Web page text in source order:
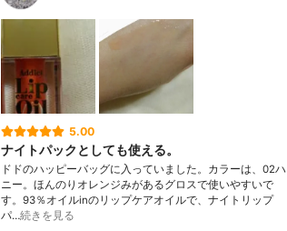
5.00
ナイトパックとしても使える。
ドドのハッピーバッグに入っていました。カラーは、02ハ
ニー。ほんのりオレンジみがあるグロスで使いやすいで
す。93％オイルinのリップケアオイルで、ナイトリップ
パ…続きを見る